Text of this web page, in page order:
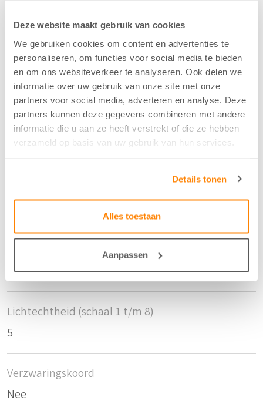
Deze website maakt gebruik van cookies
We gebruiken cookies om content en advertenties te
personaliseren, om functies voor social media te bieden
en om ons websiteverkeer te analyseren. Ook delen we
informatie over uw gebruik van onze site met onze
partners voor social media, adverteren en analyse. Deze
partners kunnen deze gegevens combineren met andere
informatie die u aan ze heeft verstrekt of die ze hebben
verzameld op basis van uw gebruik van hun services.
Details tonen
Alles toestaan
Aanpassen
35%PES/29%LI/33%CO-R
Kleur
Stro - 14
Breedte/hoogte
135 cm
Krimptolerantie breedte
Lichtechtheid (schaal 1 t/m 8)
5
Verzwaringskoord
Nee